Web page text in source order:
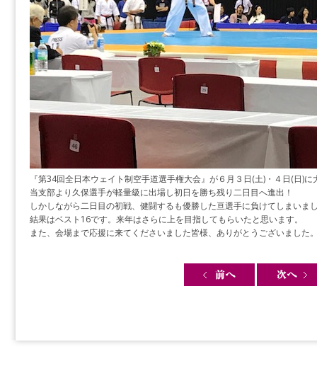
『第34回全日本ウェイト制空手道選手権大会』が６月３日(土)・４日(日)
当支部より久保選手が軽量級に出場し初日を勝ち残り二日目へ進出！
しかしながら二日目の初戦、健闘するも優勝した亘選手に負けてしまいま
結果はベスト16です。来年はさらに上を目指してもらいたと思います。
また、会場まで応援に来てくださいました皆様、ありがとうございました